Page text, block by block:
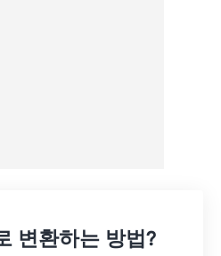
변환하는 방법?